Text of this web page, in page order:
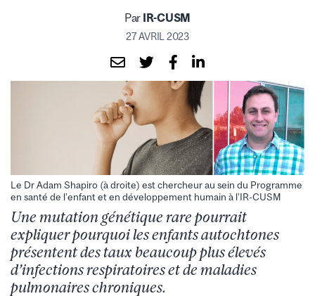
Par IR-CUSM
27 AVRIL 2023
Le Dr Adam Shapiro (à droite) est chercheur au sein du Programme
en santé de l’enfant et en développement humain à l’IR-CUSM
Une mutation génétique rare pourrait
expliquer pourquoi les enfants autochtones
présentent des taux beaucoup plus élevés
d’infections respiratoires et de maladies
pulmonaires chroniques.